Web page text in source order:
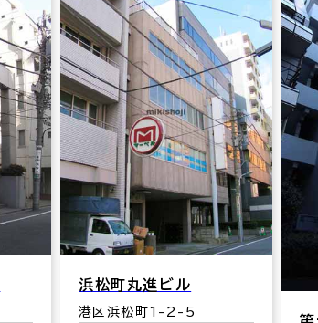
浜松町丸進ビル
港区浜松町1-2-5
第